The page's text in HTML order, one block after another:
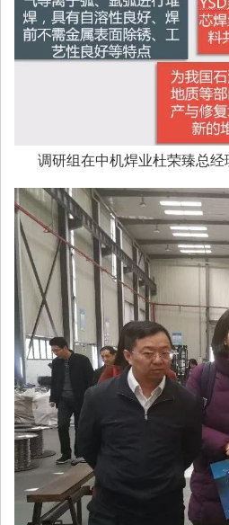
调研组在中机焊业杜荣臻总